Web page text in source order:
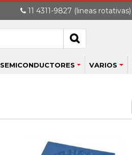
11 4311-9827 (lineas rotativas)
SEMICONDUCTORES VARIOS